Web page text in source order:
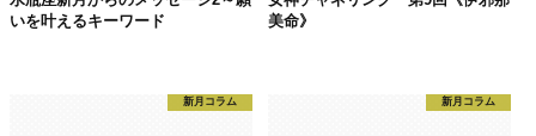
いを叶えるキーワード
美命》
新月コラム 新月コラム